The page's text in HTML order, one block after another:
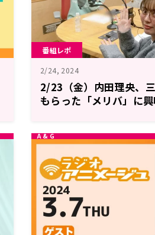
番組レポ
2/24, 2024
2/23（金）内田理央、
もらった「メリバ」に